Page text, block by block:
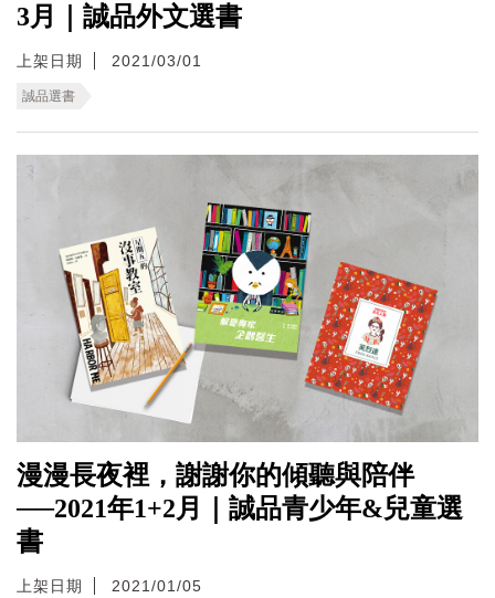
3月｜誠品外文選書
上架日期 2021/03/01
誠品選書
漫漫長夜裡，謝謝你的傾聽與陪伴
──2021年1+2月｜誠品青少年&兒童選
書
上架日期 2021/01/05